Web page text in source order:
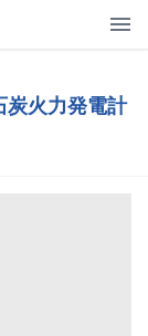
炭火力発電計